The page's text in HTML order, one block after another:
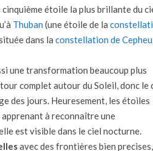
cinquième étoile la plus brillante du
Thuban (une étoile de la
dans la constellation de
une transformation beaucoup plus
complet autour du Soleil, donc le
des jours. Heuresement, les étoiles
à reconnaître une
est visible dans le ciel nocturne.
avec des frontières bien